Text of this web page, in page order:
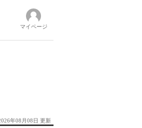
マイページ
年08月08日 更新